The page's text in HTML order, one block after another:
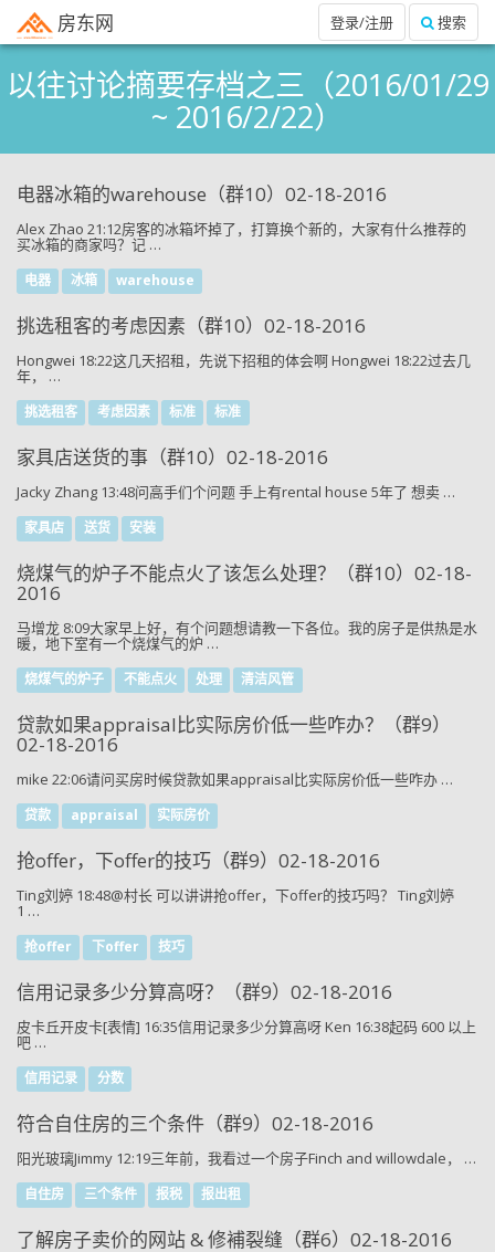
房东网 搜索
登录/注册
以往讨论摘要存档之三（2016/01/29
~ 2016/2/22）
电器冰箱的warehouse（群10）02-18-2016
Alex Zhao 21:12房客的冰箱坏掉了，打算换个新的，大家有什么推荐的
买冰箱的商家吗？记 …
电器 冰箱 warehouse
挑选租客的考虑因素（群10）02-18-2016
Hongwei 18:22这几天招租，先说下招租的体会啊 Hongwei 18:22过去几
年， …
挑选租客 考虑因素 标准 标准
家具店送货的事（群10）02-18-2016
Jacky Zhang 13:48问高手们个问题 手上有rental house 5年了 想卖 …
家具店 送货 安装
烧煤气的炉子不能点火了该怎么处理？（群10）02-18-
2016
马增龙 8:09大家早上好，有个问题想请教一下各位。我的房子是供热是水
暖，地下室有一个烧煤气的炉 …
烧煤气的炉子 不能点火 处理 清洁风管
贷款如果appraisal比实际房价低一些咋办？（群9）
02-18-2016
mike 22:06请问买房时候贷款如果appraisal比实际房价低一些咋办 …
贷款 appraisal 实际房价
抢offer，下offer的技巧（群9）02-18-2016
Ting刘婷 18:48@村长 可以讲讲抢offer，下offer的技巧吗？ Ting刘婷
1 …
抢offer 下offer 技巧
信用记录多少分算高呀？（群9）02-18-2016
皮卡丘开皮卡[表情] 16:35信用记录多少分算高呀 Ken 16:38起码 600 以上
吧 …
信用记录 分数
符合自住房的三个条件（群9）02-18-2016
阳光玻璃Jimmy 12:19三年前，我看过一个房子Finch and willowdale， …
自住房 三个条件 报税 报出租
了解房子卖价的网站 & 修補裂缝（群6）02-18-2016